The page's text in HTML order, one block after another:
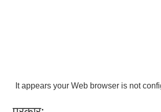
It appears your Web browser is not